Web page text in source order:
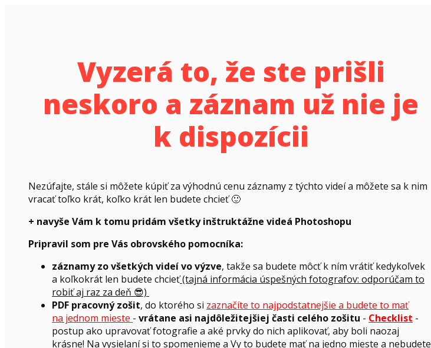
Vyzerá to, že ste prišli
neskoro a záznam už nie je
k dispozícii
Nezúfajte, stále si môžete kúpiť za výhodnú cenu záznamy z týchto videí a môžete sa k nim
vracať toľko krát, koľko krát len budete chcieť 🙂
+ navyše Vám k tomu pridám všetky inštruktážne videá Photoshopu
Pripravil som pre Vás obrovského pomocníka:
záznamy zo všetkých videí vo výzve, takže sa budete môcť k ním vrátiť kedykoľvek
a koľkokrát len budete chcieť(tajná informácia úspešných fotografov: odporúčam to
robiť aj raz za deň 😎)
PDF pracovný zošit, do ktorého si zaznačíte to najpodstatnejšie a budete to mať
na jednom mieste - vrátane asi najdôležitejšiej časti celého zošitu - Checklist -
postup ako upravovať fotografie a aké prvky do nich aplikovať, aby boli naozaj
krásne! Na vysielaní si to spomenieme a Vy to budete mať na jedno mieste a nebudete